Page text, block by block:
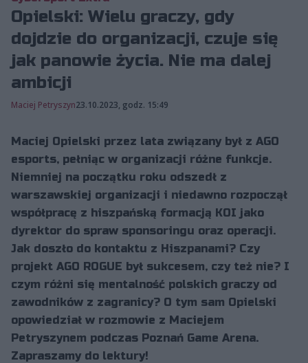
Opielski: Wielu graczy, gdy
dojdzie do organizacji, czuje się
jak panowie życia. Nie ma dalej
ambicji
Maciej Petryszyn23.10.2023, godz. 15:49
Maciej Opielski przez lata związany był z AGO
esports, pełniąc w organizacji różne funkcje.
Niemniej na początku roku odszedł z
warszawskiej organizacji i niedawno rozpoczął
współpracę z hiszpańską formacją KOI jako
dyrektor do spraw sponsoringu oraz operacji.
Jak doszło do kontaktu z Hiszpanami? Czy
projekt AGO ROGUE był sukcesem, czy też nie? I
czym różni się mentalność polskich graczy od
zawodników z zagranicy? O tym sam Opielski
opowiedział w rozmowie z Maciejem
Petryszynem podczas Poznań Game Arena.
Zapraszamy do lektury!